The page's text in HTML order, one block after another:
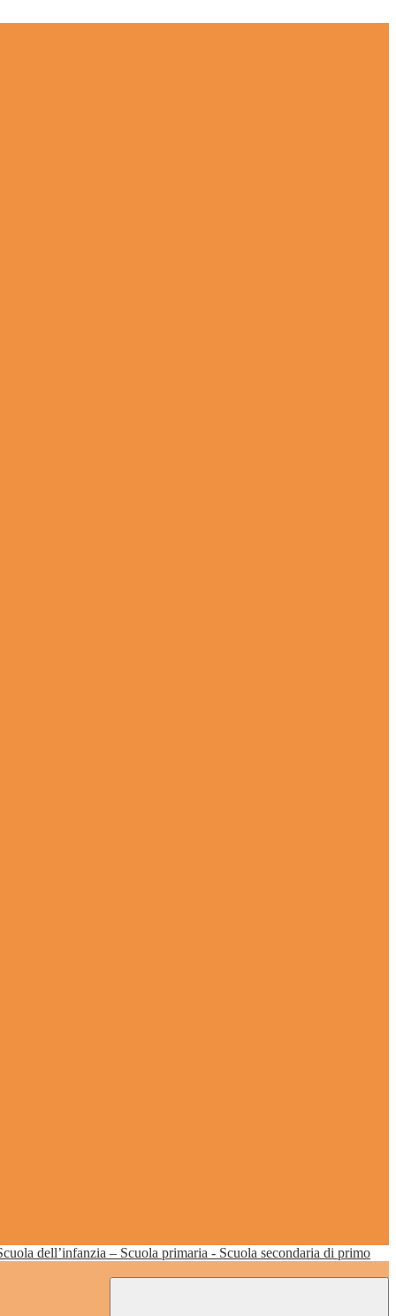
dell’infanzia – Scuola primaria - Scuola secondaria di primo